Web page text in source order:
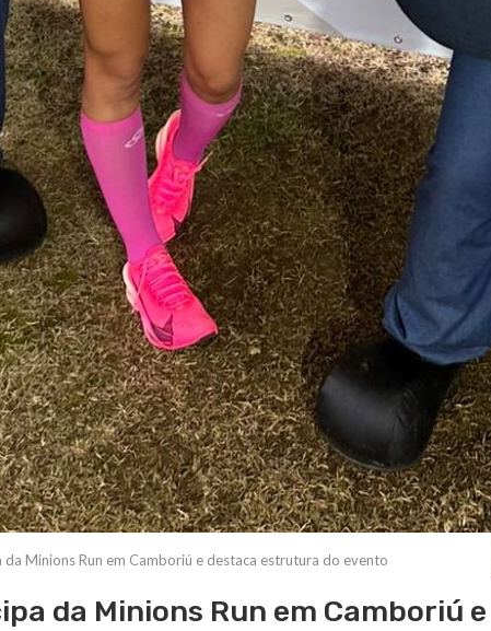
Minions Run em Camboriú e destaca estrutura do evento
da Minions Run em Camboriú e